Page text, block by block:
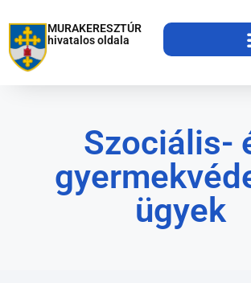
MURAKERESZTÚR
hivatalos oldala
Szociális-
ügyek